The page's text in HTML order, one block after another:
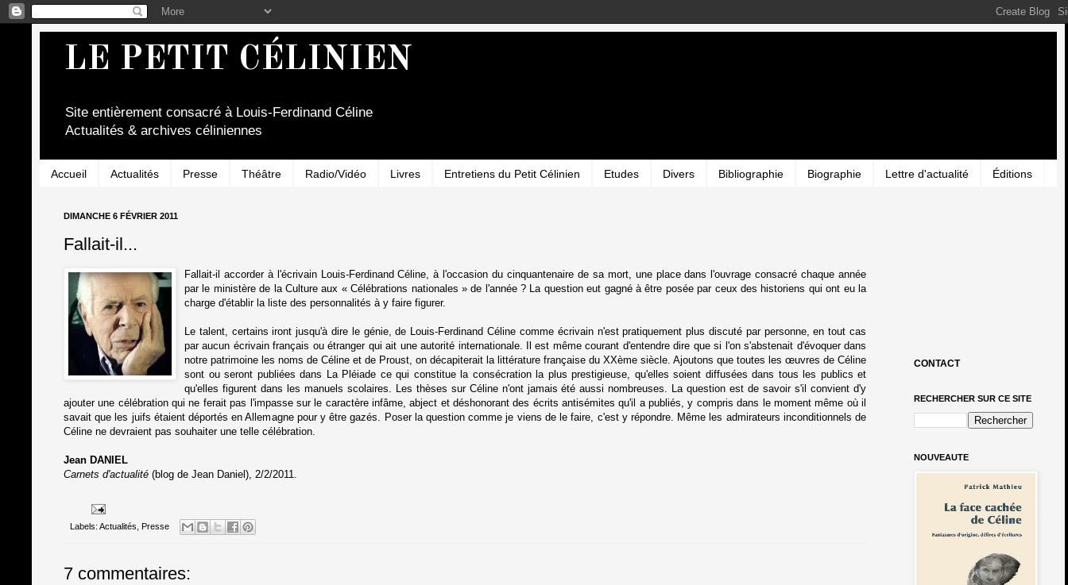
LE PETIT CÉLINIEN
Site entièrement consacré à Louis-Ferdinand Céline
Actualités & archives céliniennes
Accueil Actualités Presse Théâtre Radio/Vidéo Livres Entretiens du Petit Célinien Etudes Divers Bibliographie Biographie Lettre d'actualité Éditions
DIMANCHE 6 FÉVRIER 2011
Fallait-il...
Fallait-il accorder à l'écrivain Louis-Ferdinand Céline, à l'occasion du cinquantenaire de sa mort, une place dans l'ouvrage consacré chaque année
par le ministère de la Culture aux « Célébrations nationales » de l'année ? La question eut gagné à être posée par ceux des historiens qui ont eu la
charge d'établir la liste des personnalités à y faire figurer.
Le talent, certains iront jusqu'à dire le génie, de Louis-Ferdinand Céline comme écrivain n'est pratiquement plus discuté par personne, en tout cas
par aucun écrivain français ou étranger qui ait une autorité internationale. Il est même courant d'entendre dire que si l'on s'abstenait d'évoquer dans
notre patrimoine les noms de Céline et de Proust, on décapiterait la littérature française du XXème siècle. Ajoutons que toutes les œuvres de Céline
sont ou seront publiées dans La Pléiade ce qui constitue la consécration la plus prestigieuse, qu'elles soient diffusées dans tous les publics et
qu'elles figurent dans les manuels scolaires. Les thèses sur Céline n'ont jamais été aussi nombreuses. La question est de savoir s'il convient d'y
ajouter une célébration qui ne ferait pas l'impasse sur le caractère infâme, abject et déshonorant des écrits antisémites qu'il a publiés, y compris dans le moment même où il
savait que les juifs étaient déportés en Allemagne pour y être gazés. Poser la question comme je viens de le faire, c'est y répondre. Même les admirateurs inconditionnels de
Céline ne devraient pas souhaiter une telle célébration.
Jean DANIEL
Carnets d'actualité (blog de Jean Daniel), 2/2/2011.
Labels: Actualités Presse
7 commentaires:
CONTACT
RECHERCHER SUR CE SITE
NOUVEAUTE